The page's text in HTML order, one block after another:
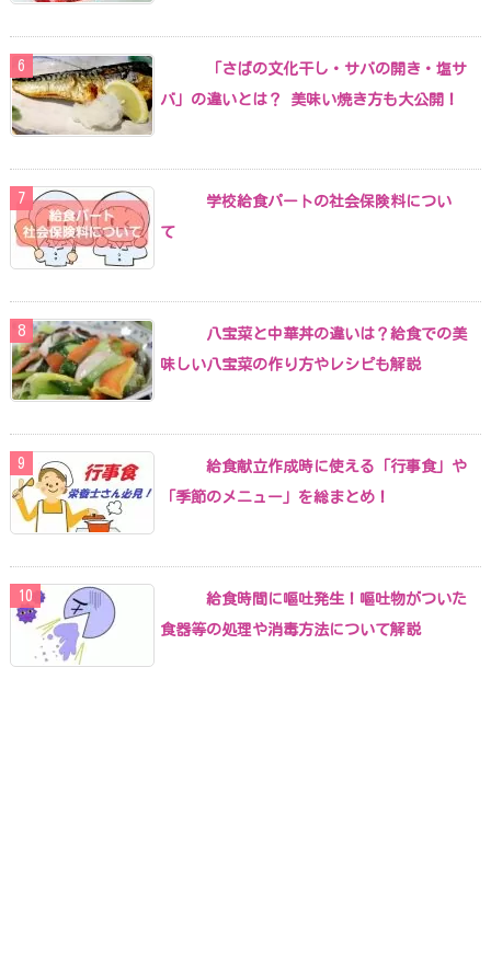
「さばの文化干し・サバの開き・塩サ
バ」の違いとは？ 美味い焼き方も大公開！
学校給食パートの社会保険料につい
て
八宝菜と中華丼の違いは？給食での美
味しい八宝菜の作り方やレシピも解説
給食献立作成時に使える「行事食」や
「季節のメニュー」を総まとめ！
給食時間に嘔吐発生！嘔吐物がついた
食器等の処理や消毒方法について解説